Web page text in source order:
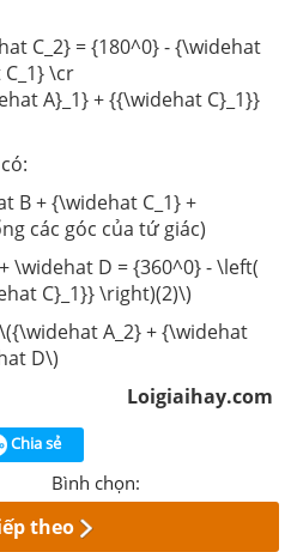
C_2} = {180^0} - {\widehat
\cr
A}_1} + {{\widehat C}_1}}
B + {\widehat C_1} +
các góc của tứ giác)
\widehat D = {360^0} - \left(
C}_1}} \right)(2)\)
A_2} + {\widehat
D\)
Loigiaihay.com
Chia sẻ
Bình chọn:
theo